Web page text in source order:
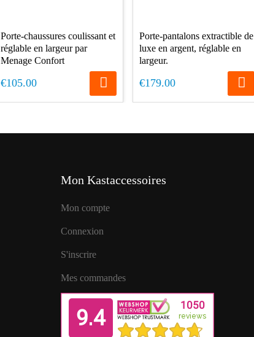
Porte-chaussures coulissant et
réglable en largeur par
Menage Confort
€105.00
Porte-pantalons extractible de
luxe en argent, réglable en
largeur.
€179.00
Mon Kastaccessoires
Mon compte
Connexion
S'inscrire
Mes commandes